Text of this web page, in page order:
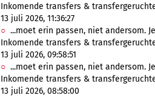
Inkomende transfers &
13 juli 2026, 11:36:27
...moet erin passen, niet andersom. Je
Inkomende transfers &
13 juli 2026, 09:58:51
...moet erin passen, niet andersom. Je
Inkomende transfers &
13 juli 2026, 08:58:00